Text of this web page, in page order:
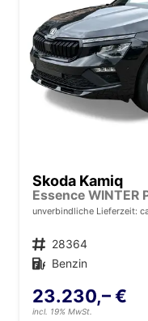
Skoda Kamiq
Essence WINTER
unverbindliche Lieferzeit:
Fahrzeugnr. 28364
Kraftstoff Benzin
23.230,– €
incl. 19% MwSt.